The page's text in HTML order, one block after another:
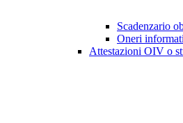
Scadenzario
Oneri
Attestazioni OIV o